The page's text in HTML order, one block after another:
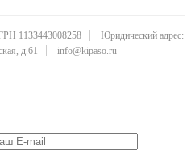
1133443008258
Юридический адрес:
д.61
info@kipaso.ru